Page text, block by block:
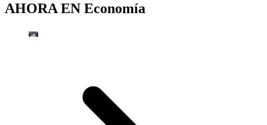
AHORA EN Economía